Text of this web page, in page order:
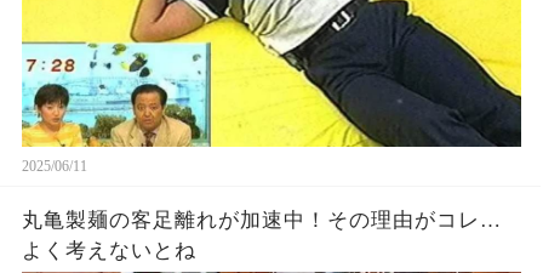
2025/06/11
丸亀製麺の客足離れが加速中！その理由がコレ…
よく考えないとね